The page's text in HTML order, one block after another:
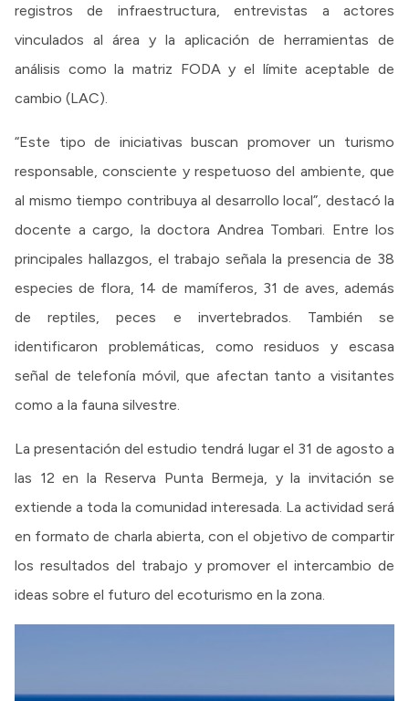
registros de infraestructura, entrevistas a actores
vinculados al área y la aplicación de herramientas de
análisis como la matriz FODA y el límite aceptable de
cambio (LAC).
“Este tipo de iniciativas buscan promover un turismo
responsable, consciente y respetuoso del ambiente, que
al mismo tiempo contribuya al desarrollo local”, destacó la
docente a cargo, la doctora Andrea Tombari. Entre los
principales hallazgos, el trabajo señala la presencia de 38
especies de flora, 14 de mamíferos, 31 de aves, además
de reptiles, peces e invertebrados. También se
identificaron problemáticas, como residuos y escasa
señal de telefonía móvil, que afectan tanto a visitantes
como a la fauna silvestre.
La presentación del estudio tendrá lugar el 31 de agosto a
las 12 en la Reserva Punta Bermeja, y la invitación se
extiende a toda la comunidad interesada. La actividad será
en formato de charla abierta, con el objetivo de compartir
los resultados del trabajo y promover el intercambio de
ideas sobre el futuro del ecoturismo en la zona.